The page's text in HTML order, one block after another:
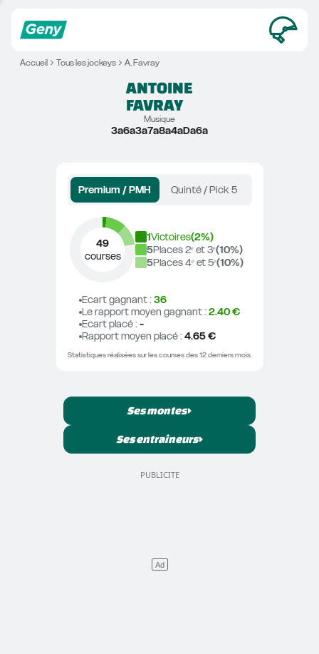
Accueil Tous les jockeys A. Favray
ANTOINE
FAVRAY
Musique
3a6a3a7a8a4aDa6a
Premium / PMH Quinté / Pick 5
49
courses
1Victoires(2%)
5Places 2ᵉ et 3ᵉ(10%)
5Places 4ᵉ et 5ᵉ(10%)
Ecart gagnant : 36
Le rapport moyen gagnant : 2.40 €
Ecart placé : -
Rapport moyen placé : 4.65 €
Statistiques réalisées sur les courses des 12 derniers mois.
Ses montes
Ses entraîneurs